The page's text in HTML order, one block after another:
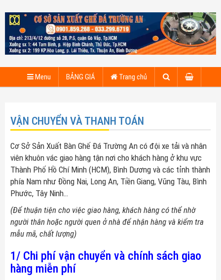
Menu BẢNG GIÁ Trang chủ
VẬN CHUYỂN VÀ THANH TOÁN
Cơ Sở Sản Xuất Bàn Ghế Đá Trường An có đội xe tải và nhân
viên khuôn vác giao hàng tận nơi cho khách hàng ở khu vực
Thành Phố Hồ Chí Minh (HCM), Bình Dương và các tỉnh thành
phía Nam như Đồng Nai, Long An, Tiền Giang, Vũng Tàu, Bình
Phước, Tây Ninh…
(Để thuận tiện cho việc giao hàng, khách hàng có thể nhờ
người thân hoặc người quen ở nhà để nhận hàng và kiểm tra
mẫu mã, chất lượng)
1/ Chi phí vận chuyển và chính sách giao
hàng miễn phí